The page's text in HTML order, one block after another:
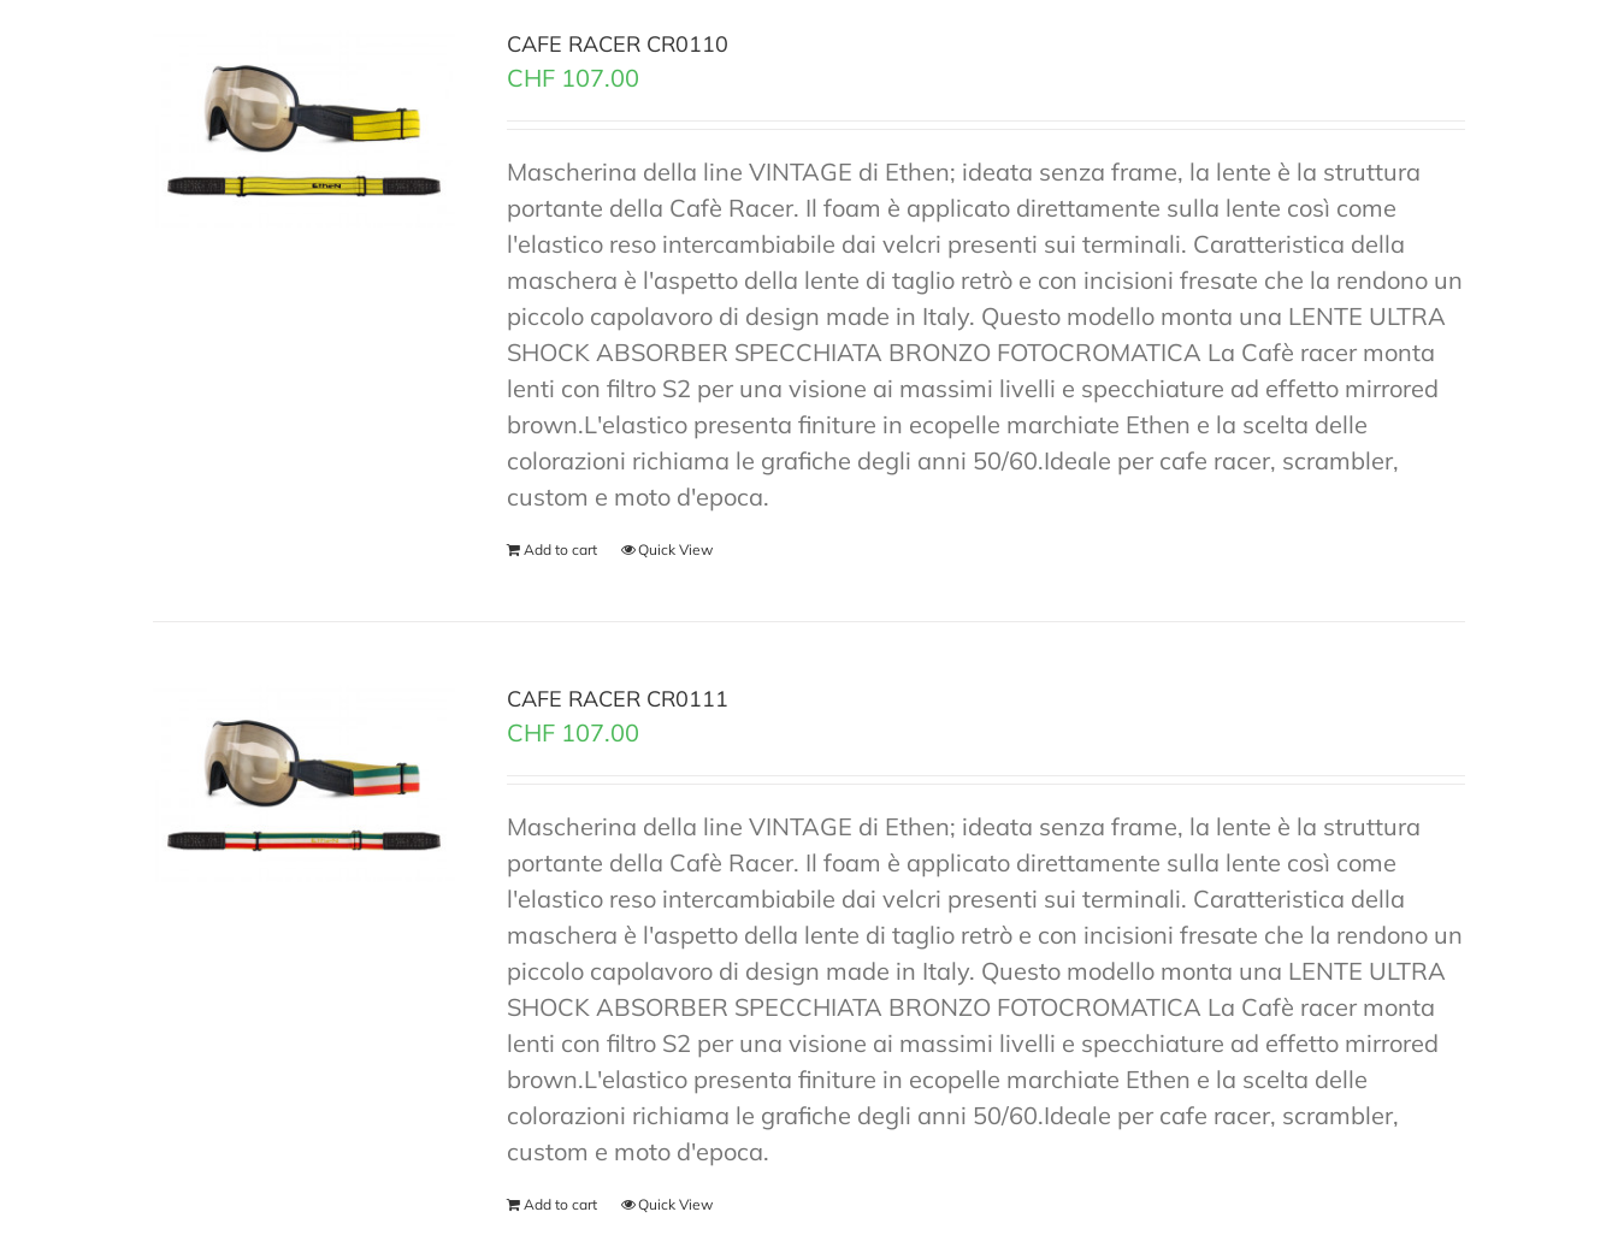
CAFE RACER CR0110
CHF 107.00
Mascherina della line VINTAGE di Ethen; ideata senza frame, la lente è la struttura
portante della Cafè Racer. Il foam è applicato direttamente sulla lente così come
l'elastico reso intercambiabile dai velcri presenti sui terminali. Caratteristica della
maschera è l'aspetto della lente di taglio retrò e con incisioni fresate che la rendono un
piccolo capolavoro di design made in Italy. Questo modello monta una LENTE ULTRA
SHOCK ABSORBER SPECCHIATA BRONZO FOTOCROMATICA La Cafè racer monta
lenti con filtro S2 per una visione ai massimi livelli e specchiature ad effetto mirrored
brown.L'elastico presenta finiture in ecopelle marchiate Ethen e la scelta delle
colorazioni richiama le grafiche degli anni 50/60.Ideale per cafe racer, scrambler,
custom e moto d'epoca.
Add to cart Quick View
CAFE RACER CR0111
CHF 107.00
Mascherina della line VINTAGE di Ethen; ideata senza frame, la lente è la struttura
portante della Cafè Racer. Il foam è applicato direttamente sulla lente così come
l'elastico reso intercambiabile dai velcri presenti sui terminali. Caratteristica della
maschera è l'aspetto della lente di taglio retrò e con incisioni fresate che la rendono un
piccolo capolavoro di design made in Italy. Questo modello monta una LENTE ULTRA
SHOCK ABSORBER SPECCHIATA BRONZO FOTOCROMATICA La Cafè racer monta
lenti con filtro S2 per una visione ai massimi livelli e specchiature ad effetto mirrored
brown.L'elastico presenta finiture in ecopelle marchiate Ethen e la scelta delle
colorazioni richiama le grafiche degli anni 50/60.Ideale per cafe racer, scrambler,
custom e moto d'epoca.
Add to cart Quick View